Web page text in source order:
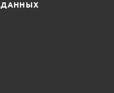
ДАННЫХ